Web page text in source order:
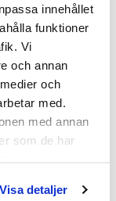
innehållet
funktioner
Vi
och annan
och
med.
med annan
som de har
Visa detaljer
cm Bredd:
56 cm